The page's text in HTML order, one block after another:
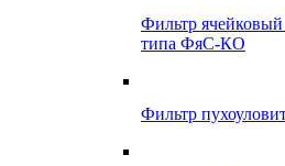
Фильтр
типа ФяС-КО
Фильтр